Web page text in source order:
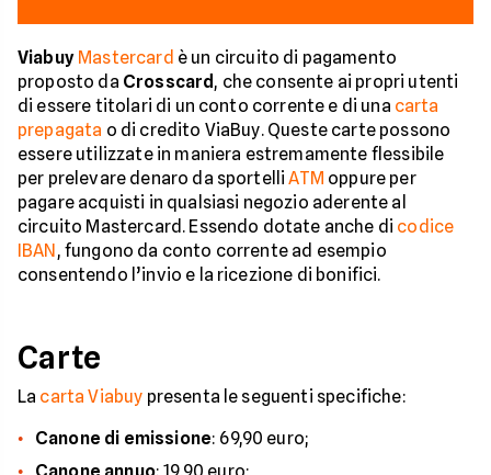
Viabuy Mastercard è un circuito di pagamento
proposto da Crosscard , che consente ai propri utenti
di essere titolari di un conto corrente e di una carta
prepagata o di credito ViaBuy. Queste carte possono
essere utilizzate in maniera estremamente flessibile
per prelevare denaro da sportelliATM oppure per
pagare acquisti in qualsiasi negozio aderente al
circuito Mastercard. Essendo dotate anche di codice
IBAN , fungono da conto corrente ad esempio
consentendo l’invio e la ricezione di bonifici.
Carte
La carta Viabuy presenta le seguenti specifiche:
Canone di emissione: 69,90 euro;